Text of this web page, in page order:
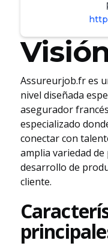
Assureurjob.fr es
nivel diseñada
asegurador
especializado
conectar con
amplia variedad
desarrollo de
cliente.